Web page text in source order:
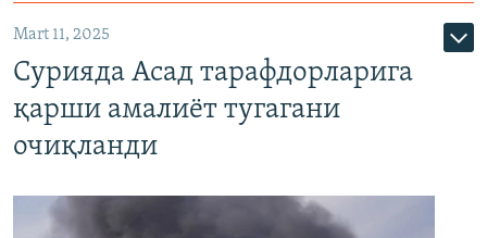
Mart 11, 2025
Сурияда Асад тарафдорларига
қарши амалиёт тугагани
очиқланди